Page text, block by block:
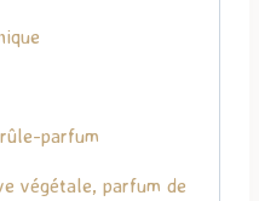
parfum
végétale, parfum de